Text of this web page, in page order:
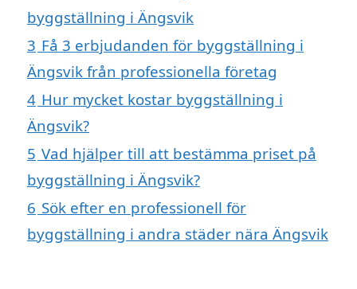
byggställning i Ängsvik
3 Få 3 erbjudanden för byggställning i
Ängsvik från professionella företag
4 Hur mycket kostar byggställning i
Ängsvik?
5 Vad hjälper till att bestämma priset på
byggställning i Ängsvik?
6 Sök efter en professionell för
byggställning i andra städer nära Ängsvik